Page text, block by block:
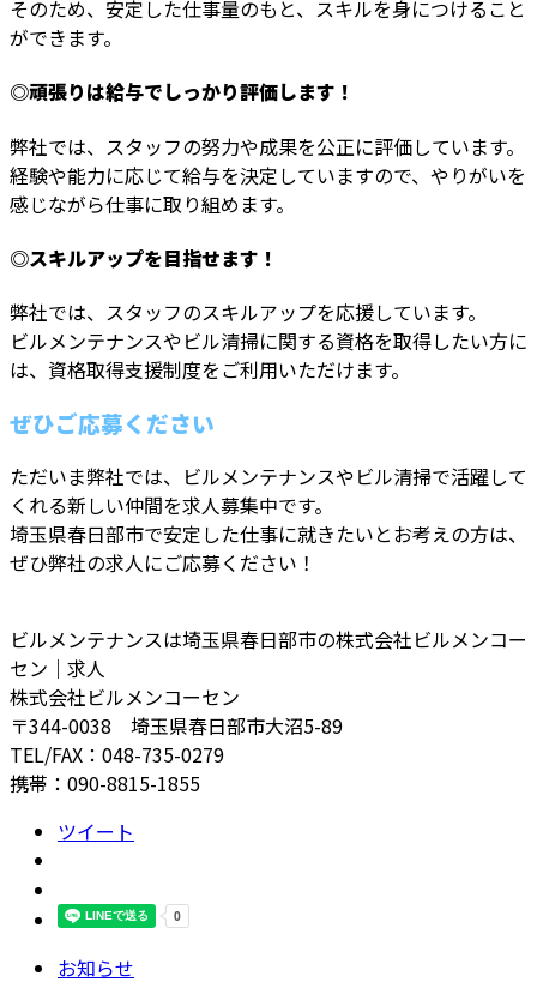
そのため、安定した仕事量のもと、スキルを身につけること
ができます。
◎頑張りは給与でしっかり評価します！
弊社では、スタッフの努力や成果を公正に評価しています。
経験や能力に応じて給与を決定していますので、やりがいを
感じながら仕事に取り組めます。
◎スキルアップを目指せます！
弊社では、スタッフのスキルアップを応援しています。
ビルメンテナンスやビル清掃に関する資格を取得したい方に
は、資格取得支援制度をご利用いただけます。
ぜひご応募ください
ただいま弊社では、ビルメンテナンスやビル清掃で活躍して
くれる新しい仲間を求人募集中です。
埼玉県春日部市で安定した仕事に就きたいとお考えの方は、
ぜひ弊社の求人にご応募ください！
ビルメンテナンスは埼玉県春日部市の株式会社ビルメンコー
セン｜求人
株式会社ビルメンコーセン
〒344-0038 埼玉県春日部市大沼5-89
TEL/FAX：048-735-0279
携帯：090-8815-1855
ツイート
お知らせ